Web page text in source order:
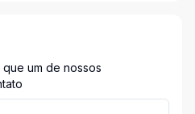
um de nossos